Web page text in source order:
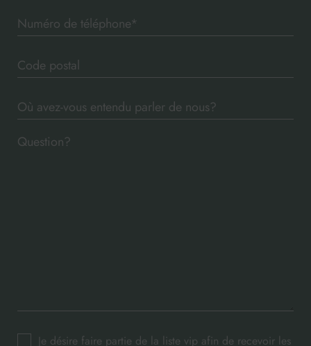
Je désire faire partie de la liste vip afin de recevoir les